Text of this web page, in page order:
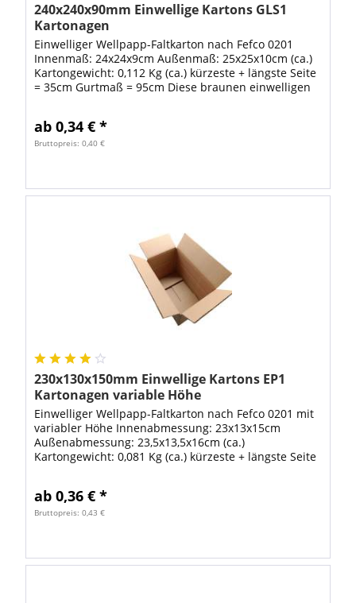
240x240x90mm Einwellige Kartons GLS1
Kartonagen
Einwelliger Wellpapp-Faltkarton nach Fefco 0201
Innenmaß: 24x24x9cm Außenmaß: 25x25x10cm (ca.)
Kartongewicht: 0,112 Kg (ca.) kürzeste + längste Seite
= 35cm Gurtmaß = 95cm Diese braunen einwelligen
ab 0,34 € *
Bruttopreis: 0,40 €
230x130x150mm Einwellige Kartons EP1
Kartonagen variable Höhe
Einwelliger Wellpapp-Faltkarton nach Fefco 0201 mit
variabler Höhe Innenabmessung: 23x13x15cm
Außenabmessung: 23,5x13,5x16cm (ca.)
Kartongewicht: 0,081 Kg (ca.) kürzeste + längste Seite
ab 0,36 € *
Bruttopreis: 0,43 €